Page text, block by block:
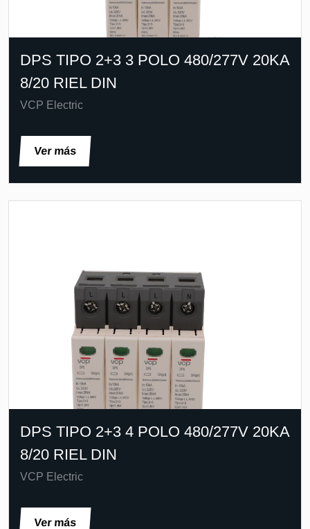
DPS TIPO 2+3 3 POLO 480/277V 20KA
8/20 RIEL DIN
VCP Electric
Ver más
DPS TIPO 2+3 4 POLO 480/277V 20KA
8/20 RIEL DIN
VCP Electric
Ver más